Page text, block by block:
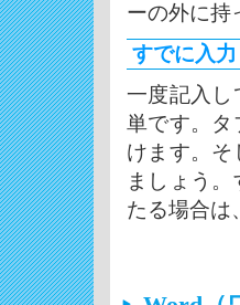
ーの外に持
すでに入
一度記入し
単です。タ
けます。
ましょう
たる場合は